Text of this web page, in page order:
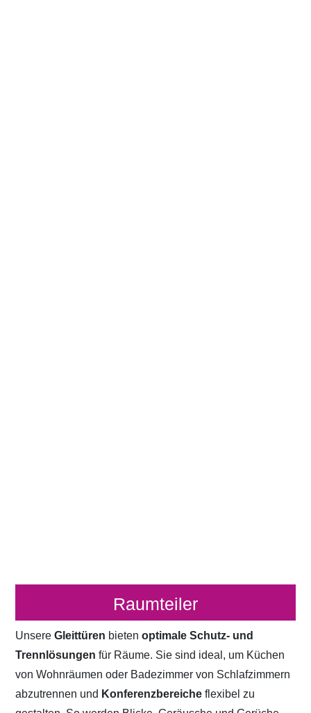
Raumteiler
UnsereGleittüren bietenoptimale Schutz- und
Trennlösungen für Räume. Sie sind ideal, um Küchen
von Wohnräumen oder Badezimmer von Schlafzimmern
abzutrennen und Konferenzbereicheflexibel zu